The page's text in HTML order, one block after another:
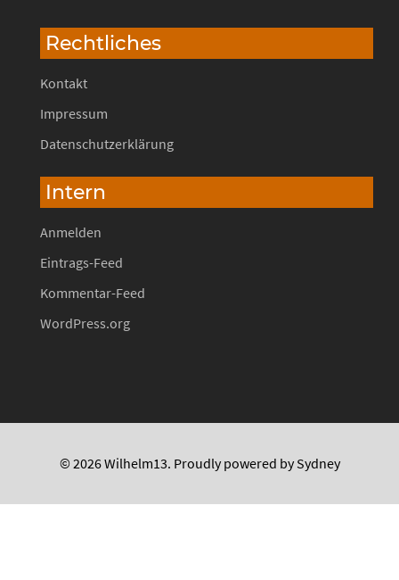
Rechtliches
Kontakt
Impressum
Datenschutzerklärung
Intern
Anmelden
Eintrags-Feed
Kommentar-Feed
WordPress.org
© 2026 Wilhelm13. Proudly powered bySydney